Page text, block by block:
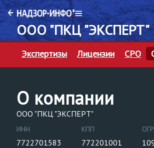
ООО "ПКЦ "ЭКСПЕРТ"
Экспертизы Лицензии СРО
О компании
ООО "ПКЦ "ЭКСПЕРТ"
ИНН
7722701583
КПП
772201001